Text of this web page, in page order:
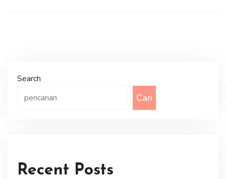
Search
Cari
Recent Posts